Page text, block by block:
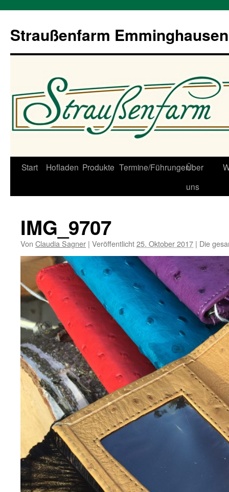
Straußenfarm Emminghausen
Zum
Start Hofladen Produkte Termine/FührungenÜber
uns
IMG_9707
Von Claudia Sagner | Veröffentlicht25. Oktober 2017 | Die